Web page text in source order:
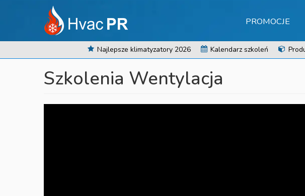
PROMOCJE
Najlepsze klimatyzatory 2026 Kalendarz szkoleń
Szkolenia Wentylacja